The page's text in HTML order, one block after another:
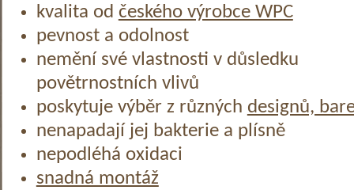
kvalita od českého výrobce WPC
pevnost a odolnost
nemění své vlastnosti v důsledku
povětrnostních vlivů
poskytuje výběr z různých designů,
nenapadají jej bakterie a plísně
nepodléhá oxidaci
snadná montáž